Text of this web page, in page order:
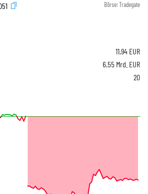
Börse: Tradegate
11,94 EUR
6,55 Mrd. EUR
20